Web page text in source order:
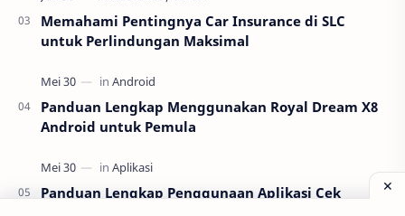
Memahami Pentingnya Car Insurance di SLC
untuk Perlindungan Maksimal
Panduan Lengkap Menggunakan Royal Dream X8
Android untuk Pemula
Panduan Lengkap Penggunaan Aplikasi Cek